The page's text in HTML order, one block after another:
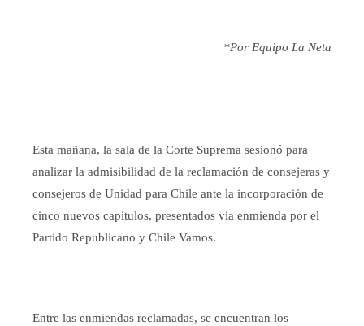
*Por Equipo La Neta
Esta mañana, la sala de la Corte Suprema sesionó para
analizar la admisibilidad de la reclamación de consejeras y
consejeros de Unidad para Chile ante la incorporación de
cinco nuevos capítulos, presentados vía enmienda por el
Partido Republicano y Chile Vamos.
Entre las enmiendas reclamadas, se encuentran los